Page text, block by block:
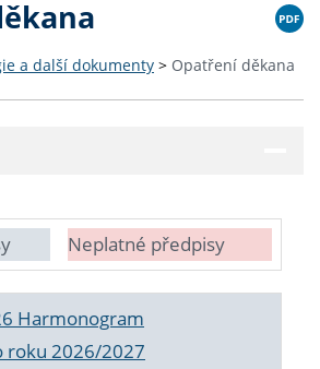
a další dokumenty > Opatření děkana
Neplatné předpisy
Harmonogram
roku 2026/2027